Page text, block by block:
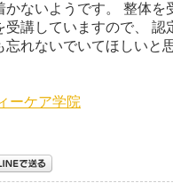
ないようです。 整体
講していますので、 認
れないでいてほしいと
本ボデ
ーケア学院